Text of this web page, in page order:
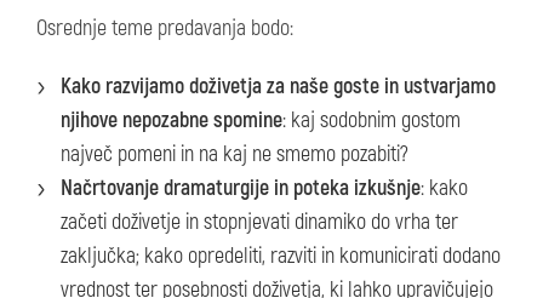
Osrednje teme predavanja bodo:
Kako razvijamo doživetja za naše goste in ustvarjamo
njihove nepozabne spomine: kaj sodobnim gostom
največ pomeni in na kaj ne smemo pozabiti?
Načrtovanje dramaturgije in poteka izkušnje: kako
začeti doživetje in stopnjevati dinamiko do vrha ter
zaključka; kako opredeliti, razviti in komunicirati dodano
vrednost ter posebnosti doživetja, ki lahko upravičujejo